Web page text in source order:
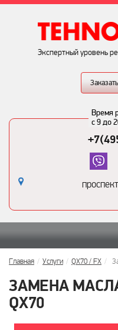
Экспертный уровень
Время
с 9 до
Главная Услуги QX70 / FX
ЗАМЕНА
QX70